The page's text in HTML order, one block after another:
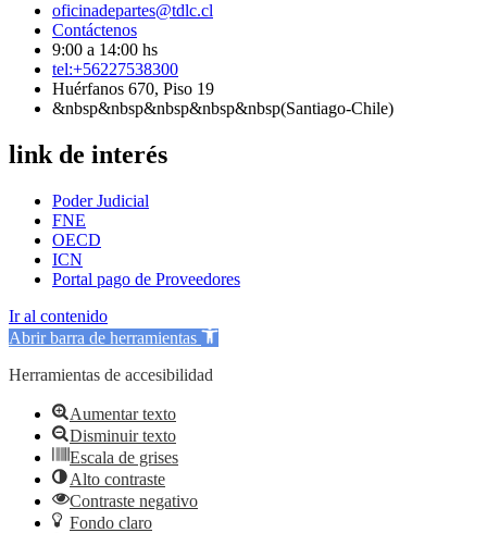
oficinadepartes@tdlc.cl
Contáctenos
9:00 a 14:00 hs
tel:+56227538300
Huérfanos 670, Piso 19
&nbsp&nbsp&nbsp&nbsp&nbsp(Santiago-Chile)
link de interés
Poder Judicial
FNE
OECD
ICN
Portal pago de Proveedores
Ir al contenido
Abrir barra de herramientas
Herramientas de accesibilidad
Aumentar texto
Disminuir texto
Escala de grises
Alto contraste
Contraste negativo
Fondo claro